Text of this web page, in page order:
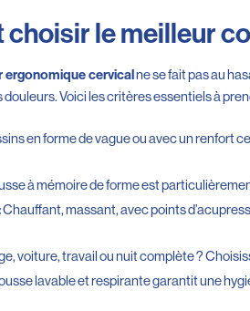
le meilleur
ergonomique cervicalne se fait pas au
douleurs. Voici les critères essentiels à
en forme de vague ou avec un renfort
à mémoire de forme est
Chauffant, massant, avec points
voiture, travail ou nuit complète ?
lavable et respirante garantit une